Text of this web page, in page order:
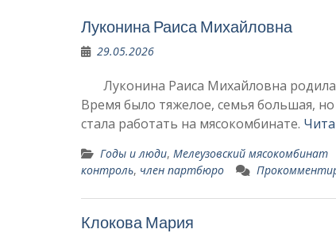
Луконина Раиса Михайловна
29.05.2026
Луконина Раиса Михайловна
Время было тяжелое, семья большая,
стала работать на мясокомбинате.
Годы и люди, Мелеузовский мясокомбинат
контроль, член партбюро
Клокова Мария